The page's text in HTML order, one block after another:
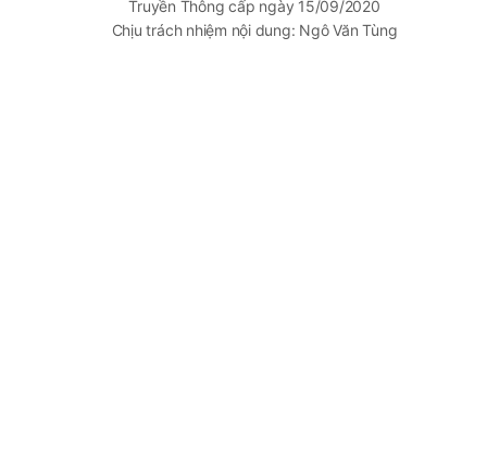
Truyền Thông cấp ngày 15/09/2020
Chịu trách nhiệm nội dung: Ngô Văn Tùng